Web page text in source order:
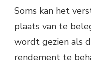
Soms kan het
plaats van te
wordt gezien als
rendement te